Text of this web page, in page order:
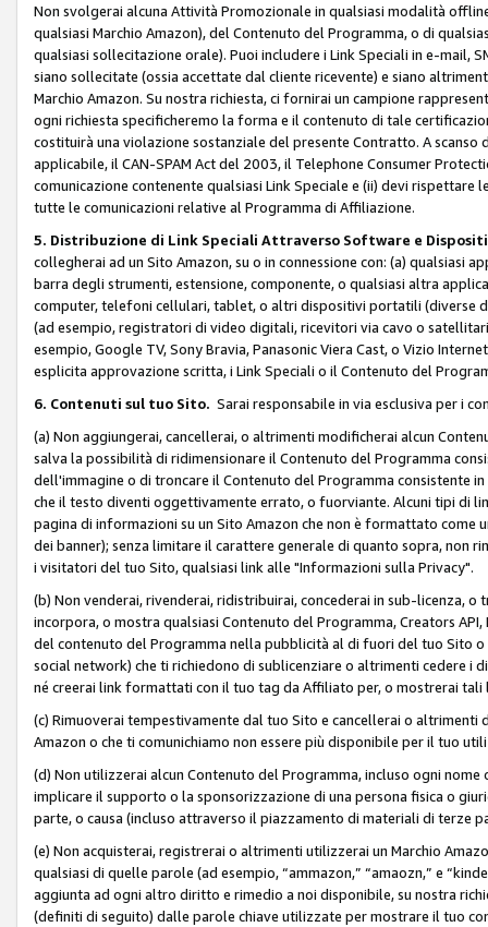
Non svolgerai alcuna Attività Promozionale in qualsiasi modalità
qualsiasi Marchio Amazon), del Contenuto del Programma, o di
qualsiasi sollecitazione orale). Puoi includere i Link Speciali in e-mail,
siano sollecitate (ossia accettate dal cliente ricevente) e siano
Marchio Amazon. Su nostra richiesta, ci fornirai un campione
ogni richiesta specificheremo la forma e il contenuto di tale
costituirà una violazione sostanziale del presente Contratto. A
applicabile, il CAN-SPAM Act del 2003, il Telephone Consumer
comunicazione contenente qualsiasi Link Speciale e (ii) devi
tutte le comunicazioni relative al Programma di Affiliazione.
5. Distribuzione di Link Speciali Attraverso Software e
collegherai ad un Sito Amazon, su o in connessione con: (a)
barra degli strumenti, estensione, componente, o qualsiasi altra
computer, telefoni cellulari, tablet, o altri dispositivi portatili (diverse
(ad esempio, registratori di video digitali, ricevitori via cavo o
esempio, Google TV, Sony Bravia, Panasonic Viera Cast, o Vizio
esplicita approvazione scritta, i Link Speciali o il Contenuto del
6. Contenuti sul tuo Sito. Sarai responsabile in via esclusiva per i
(a) Non aggiungerai, cancellerai, o altrimenti modificherai alcun
salva la possibilità di ridimensionare il Contenuto del Programma
dell'immagine o di troncare il Contenuto del Programma consistente
che il testo diventi oggettivamente errato, o fuorviante. Alcuni tipi di
pagina di informazioni su un Sito Amazon che non è formattato
dei banner); senza limitare il carattere generale di quanto sopra, non
i visitatori del tuo Sito, qualsiasi link alle "Informazioni sulla Privacy".
(b) Non venderai, rivenderai, ridistribuirai, concederai in sub-licenza,
incorpora, o mostra qualsiasi Contenuto del Programma, Creators
del contenuto del Programma nella pubblicità al di fuori del tuo Sito
social network) che ti richiedono di sublicenziare o altrimenti cedere i
né creerai link formattati con il tuo tag da Affiliato per, o mostrerai tali
(c) Rimuoverai tempestivamente dal tuo Sito e cancellerai o
Amazon o che ti comunichiamo non essere più disponibile per il tuo
(d) Non utilizzerai alcun Contenuto del Programma, incluso ogni
implicare il supporto o la sponsorizzazione di una persona fisica o
parte, o causa (incluso attraverso il piazzamento di materiali di terze
(e) Non acquisterai, registrerai o altrimenti utilizzerai un Marchio
qualsiasi di quelle parole (ad esempio, “ammazon,” “amaozn,” e
aggiunta ad ogni altro diritto e rimedio a noi disponibile, su nostra
(definiti di seguito) dalle parole chiave utilizzate per mostrare il tuo